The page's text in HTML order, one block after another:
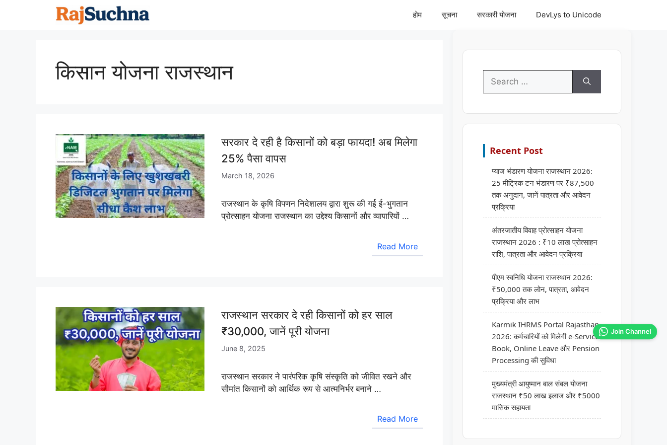
होम सूचना सरकारी योजना DevLys to Unicode
किसान योजना राजस्थान
सरकार दे रही है किसानों को बड़ा फायदा! अब मिलेगा
25% पैसा वापस
March 18, 2026
राजस्थान के कृषि विपणन निदेशालय द्वारा शुरू की गई ई-भुगतान
प्रोत्साहन योजना राजस्थान का उद्देश्य किसानों और व्यापारियों …
Read More
राजस्थान सरकार दे रही किसानों को हर साल
₹30,000, जानें पूरी योजना
June 8, 2025
राजस्थान सरकार ने पारंपरिक कृषि संस्कृति को जीवित रखने और
सीमांत किसानों को आर्थिक रूप से आत्मनिर्भर बनाने …
Read More
Search
for:
Recent Post
प्याज भंडारण योजना राजस्थान 2026:
25 मीट्रिक टन भंडारण पर ₹87,500
तक अनुदान, जानें पात्रता और आवेदन
प्रक्रिया
अंतरजातीय विवाह प्रोत्साहन योजना
राजस्थान 2026 : ₹10 लाख प्रोत्साहन
राशि, पात्रता और आवेदन प्रक्रिया
पीएम स्वनिधि योजना राजस्थान 2026:
₹50,000 तक लोन, पात्रता, आवेदन
प्रक्रिया और लाभ
Karmik IHRMS Portal Rajasthan
2026: कर्मचारियों को मिलेगी e-Service
Book, Online Leave और Pension
Processing की सुविधा
मुख्यमंत्री आयुष्मान बाल संबल योजना
राजस्थान ₹50 लाख इलाज और ₹5000
मासिक सहायता
Join Channel